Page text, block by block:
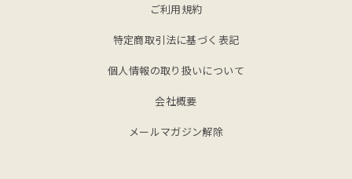
ご利用規約
特定商取引法に基づく表記
個人情報の取り扱いについて
会社概要
メールマガジン解除